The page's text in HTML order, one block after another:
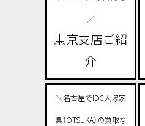
／
東京支店ご紹
介
＼名古屋でIDC大塚家
具（OTSUKA）の買取な